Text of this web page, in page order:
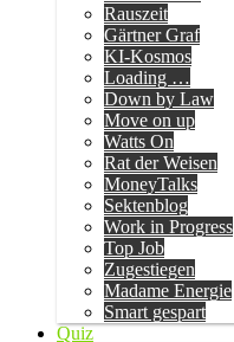
Rauszeit
Gärtner Graf
KI-Kosmos
Loading …
Down by Law
Move on up
Watts On
Rat der Weisen
MoneyTalks
Sektenblog
Work in Progress
Top Job
Zugestiegen
Madame Energie
Smart gespart
Quiz